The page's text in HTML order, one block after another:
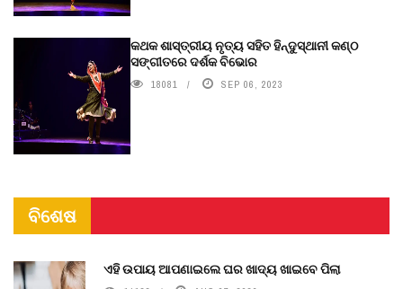
କଥକ ଶାସ୍ତ୍ରୀୟ ନୃତ୍ୟ ସହିତ ହିନ୍ଦୁସ୍ଥାନୀ କଣ୍ଠ
ସଙ୍ଗୀତରେ ଦର୍ଶକ ବିଭୋର
18081 SEP 06, 2023
ବିଶେଷ
ଏହି ଉପାୟ ଆପଣାଇଲେ ଘର ଖାଦ୍ୟ ଖାଇବେ ପିଲା